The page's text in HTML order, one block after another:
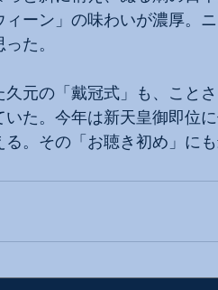
ーン」の味わいが濃厚。
た。
元の「戴冠式」も、こと
た。今年は新天皇御即位
。その「お聴き初め」にも